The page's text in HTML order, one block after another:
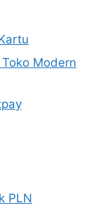
Modern
PLN